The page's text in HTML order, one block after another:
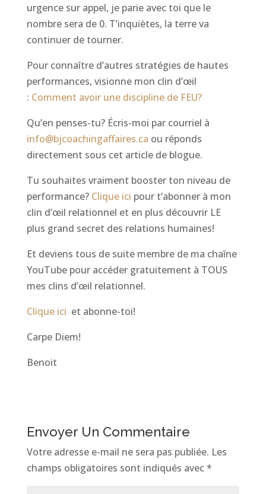
urgence sur appel, je parie avec toi que le
nombre sera de 0. T’inquiètes, la terre va
continuer de tourner.
Pour connaître d’autres stratégies de hautes
performances, visionne mon clin d’œil
: Comment avoir une discipline de FEU?
Qu’en penses-tu? Écris-moi par courriel à
info@bjcoachingaffaires.ca ou réponds
directement sous cet article de blogue.
Tu souhaites vraiment booster ton niveau de
performance? Clique ici pour t’abonner à mon
clin d’œil relationnel et en plus découvrir LE
plus grand secret des relations humaines!
Et deviens tous de suite membre de ma chaîne
YouTube pour accéder gratuitement à TOUS
mes clins d’œil relationnel.
Clique ici et abonne-toi!
Carpe Diem!
Benoit
Envoyer Un Commentaire
Votre adresse e-mail ne sera pas publiée. Les
champs obligatoires sont indiqués avec*